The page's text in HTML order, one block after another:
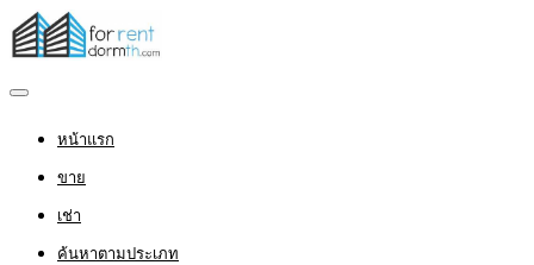
หน้าแรก
ขาย
เช่า
ค้นหาตามประเภท